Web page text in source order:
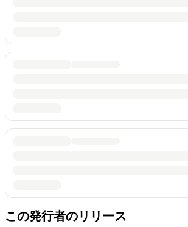
この発行者のリリース